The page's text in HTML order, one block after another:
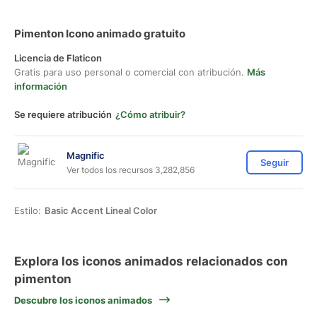
Pimenton Icono animado gratuito
Licencia de Flaticon
Gratis para uso personal o comercial con atribución. Más
información
Se requiere atribución ¿Cómo atribuir?
Magnific
Ver todos los recursos 3,282,856
Seguir
Estilo: Basic Accent Lineal Color
Explora los iconos animados relacionados con
pimenton
Descubre los iconos animados